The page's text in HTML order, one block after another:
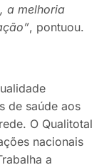
a melhoria
, pontuou.
de saúde aos
O Qualitotal
nacionais
a